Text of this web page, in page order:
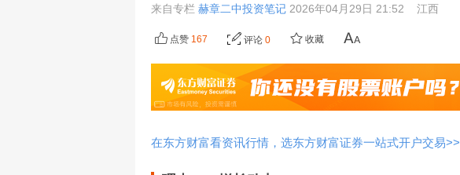
来自专栏 赫章二中投资笔记 2026年04月29日 21:52 江西
点赞 167 评论 0 收藏
在东方财富看资讯行情，选东方财富证券一站式开户交易>>